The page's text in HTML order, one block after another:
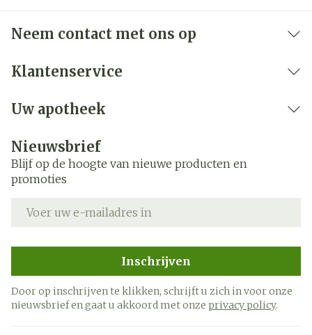
Neem contact met ons op
Klantenservice
Uw apotheek
Nieuwsbrief
Blijf op de hoogte van nieuwe producten en
promoties
Inschrijven
Door op inschrijven te klikken, schrijft u zich in voor onze
nieuwsbrief en gaat u akkoord met onze privacy policy.